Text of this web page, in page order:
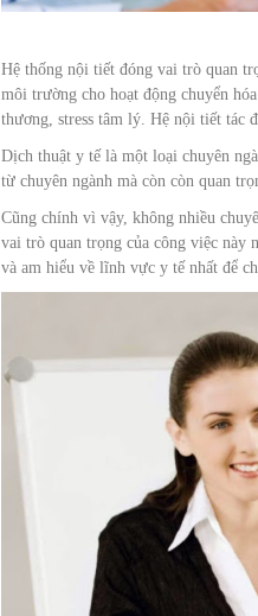
Hệ thống nội tiết đóng vai trò quan
môi trường cho hoạt động chuyển
thương, stress tâm lý. Hệ nội tiết tác
Dịch thuật y tế là một loại chuyên
từ chuyên ngành mà còn còn quan
Cũng chính vì vậy, không nhiều
vai trò quan trọng của công việc này
và am hiểu về lĩnh vực y tế nhất để